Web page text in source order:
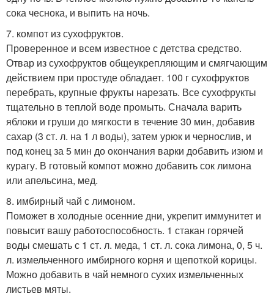
сока чеснока, и выпить на ночь.
7. компот из сухофруктов.
Проверенное и всем известное с детства средство.
Отвар из сухофруктов общеукрепляющим и смягчающим
действием при простуде обладает. 100 г сухофруктов
перебрать, крупные фрукты нарезать. Все сухофрукты
тщательно в теплой воде промыть. Сначала варить
яблоки и груши до мягкости в течение 30 мин, добавив
сахар (3 ст. л. на 1 л воды), затем урюк и чернослив, и
под конец за 5 мин до окончания варки добавить изюм и
курагу. В готовый компот можно добавить сок лимона
или апельсина, мед.
8. имбирный чай с лимоном.
Поможет в холодные осенние дни, укрепит иммунитет и
повысит вашу работоспособность. 1 стакан горячей
воды смешать с 1 ст. л. меда, 1 ст. л. сока лимона, 0, 5 ч.
л. измельченного имбирного корня и щепоткой корицы.
Можно добавить в чай немного сухих измельченных
листьев мяты.